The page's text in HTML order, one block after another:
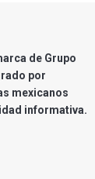
de Grupo
por
mexicanos
informativa.